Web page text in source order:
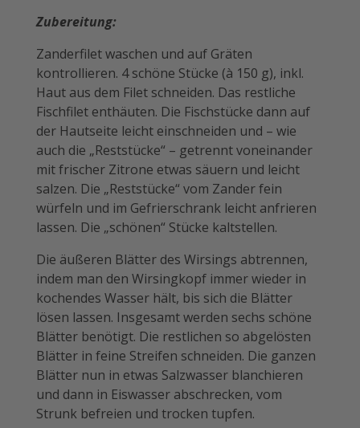
Zubereitung:
Zanderfilet waschen und auf Gräten
kontrollieren. 4 schöne Stücke (à 150 g), inkl.
Haut aus dem Filet schneiden. Das restliche
Fischfilet enthäuten. Die Fischstücke dann auf
der Hautseite leicht einschneiden und – wie
auch die „Reststücke“ – getrennt voneinander
mit frischer Zitrone etwas säuern und leicht
salzen. Die „Reststücke“ vom Zander fein
würfeln und im Gefrierschrank leicht ­anfrieren
lassen. Die „schönen“ Stücke kaltstellen.
Die äußeren Blätter des Wirsings abtrennen,
indem man den Wirsingkopf immer wieder in
kochendes Wasser hält, bis sich die Blätter
lösen lassen. Insgesamt ­werden sechs schöne
Blätter benötigt. Die rest­lichen so abgelösten
Blätter in feine Streifen schneiden. Die ­ganzen
Blätter nun in etwas Salzwasser blanchieren
und dann in ­Eiswasser ­abschrecken, vom
Strunk befreien und trocken tupfen.